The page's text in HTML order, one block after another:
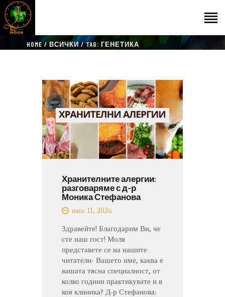
HOME ВСИЧКИ TAG: ГЕНЕТИКА
ЕКИП
КАТАЛОГ
THE VET HOUR
БЛОГ
КОНТАКТ
Хранителните алергии:
разговаряме с д-р
Моника Стефанова
юни 11, 2026
Здравейте! Благодарим Ви, че
сте наш гост! Моля
представете се на нашите
читатели- Вашето име, каква е
вашата тясна специалност, от
колко години практикувате и в
коя клиника? Д-р Стефанова: